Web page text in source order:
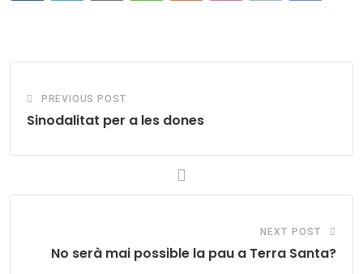
PREVIOUS POST
Sinodalitat per a les dones
NEXT POST
No serà mai possible la pau a Terra Santa?